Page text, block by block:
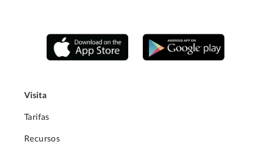
Visita
Tarifas
Recursos